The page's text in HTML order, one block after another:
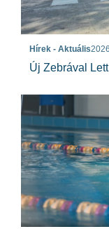
Hírek - Aktuális
Új Zebrával